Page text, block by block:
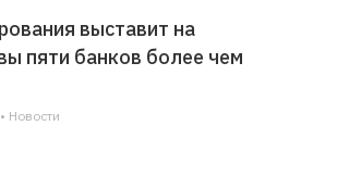
выставит на
пяти банков более чем
Новости